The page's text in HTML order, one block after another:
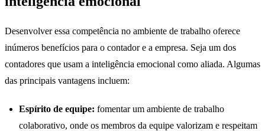
Desenvolver essa competência no ambiente de trabalho oferece
inúmeros benefícios para o contador e a empresa. Seja um dos
contadores que usam a inteligência emocional como aliada. Algumas
das principais vantagens incluem:
Espírito de equipe: fomentar um ambiente de trabalho
colaborativo, onde os membros da equipe valorizam e respeitam